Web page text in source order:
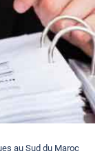
au Sud du Maroc